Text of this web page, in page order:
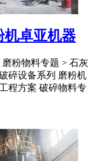
机卓亚机器
粉物料专题 > 石灰
碎设备系列 磨粉机
程方案 破碎物料专